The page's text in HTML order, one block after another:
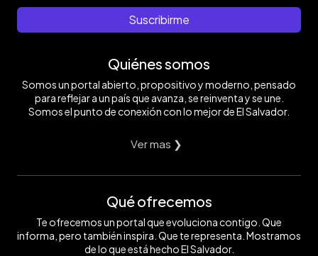
Suscribirme
Quiénes somos
Somos un portal abierto, propositivo y moderno, pensado
para reflejar a un país que avanza, se reinventa y se une.
Somos el punto de conexión con lo mejor de El Salvador.
Ver mas ❯
Qué ofrecemos
Te ofrecemos un portal que evoluciona contigo. Que
informa, pero también inspira. Que te representa. Mostramos
de lo que está hecho El Salvador.